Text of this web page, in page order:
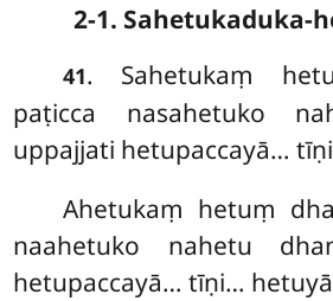
2-1. Sahetukaduka-
41. Sahetukaṃ
paṭicca nasahetuko
uppajjati hetupaccayā…
Ahetukaṃ hetuṃ
naahetuko nahetu
hetupaccayā… tīṇi…